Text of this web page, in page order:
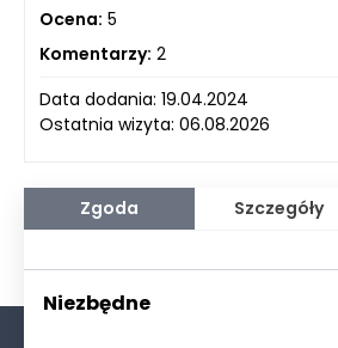
Ocena: 5
Komentarzy: 2
Data dodania: 19.04.2024
Ostatnia wizyta: 06.08.2026
Zgoda Szczegóły
Niezbędne